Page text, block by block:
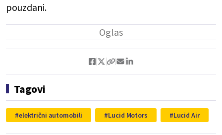
pouzdani.
Tagovi
električni automobili Lucid Motors Lucid Air